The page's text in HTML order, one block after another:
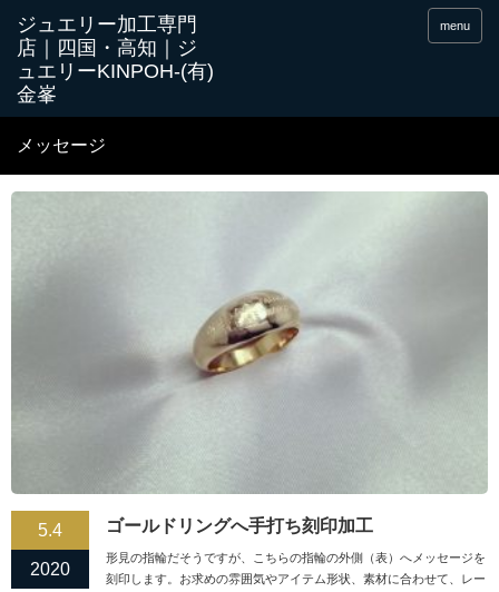
menu
メッセージ
5.4
2020
ゴールドリングへ手打ち刻印加工
形見の指輪だそうですが、こちらの指輪の外側（表）へメッセージを
刻印します。お求めの雰囲気やアイテム形状、素材に合わせて、レー